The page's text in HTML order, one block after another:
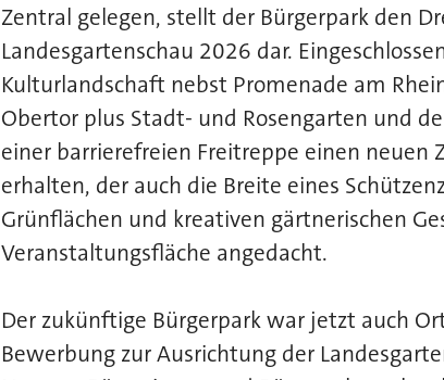
Zentral gelegen, stellt der Bürgerpark den
Landesgartenschau 2026 dar.
Kulturlandschaft nebst Promenade am
Obertor plus Stadt- und Rosengarten und
einer barrierefreien Freitreppe einen neuen
erhalten, der auch die Breite eines
Grünflächen und kreativen gärtnerischen
Veranstaltungsfläche angedacht.
Der zukünftige Bürgerpark war jetzt auch
Bewerbung zur Ausrichtung der